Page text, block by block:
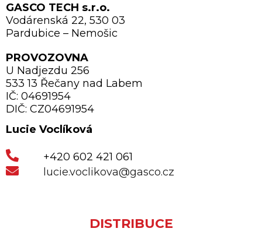
GASCO TECH s.r.o.
Vodárenská 22, 530 03
Pardubice – Nemošic
PROVOZOVNA
U Nadjezdu 256
533 13 Řečany nad Labem
IČ: 04691954
DIČ: CZ04691954
Lucie Voclíková
+420 602 421 061
lucie.voclikova@gasco.cz
DISTRIBUCE